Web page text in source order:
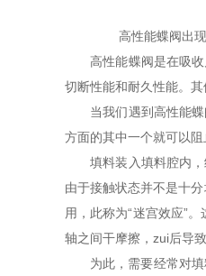
高性能蝶阀出现
高性能蝶阀是在吸收
切断性能和耐久性能。
当我们遇到高性能蝶
方面的其中一个就可以
填料装入填料腔内，
由于接触状态并不是十
用，此称为“迷宫效应”
轴之间干摩擦，zui后导
为此，需要经常对填料